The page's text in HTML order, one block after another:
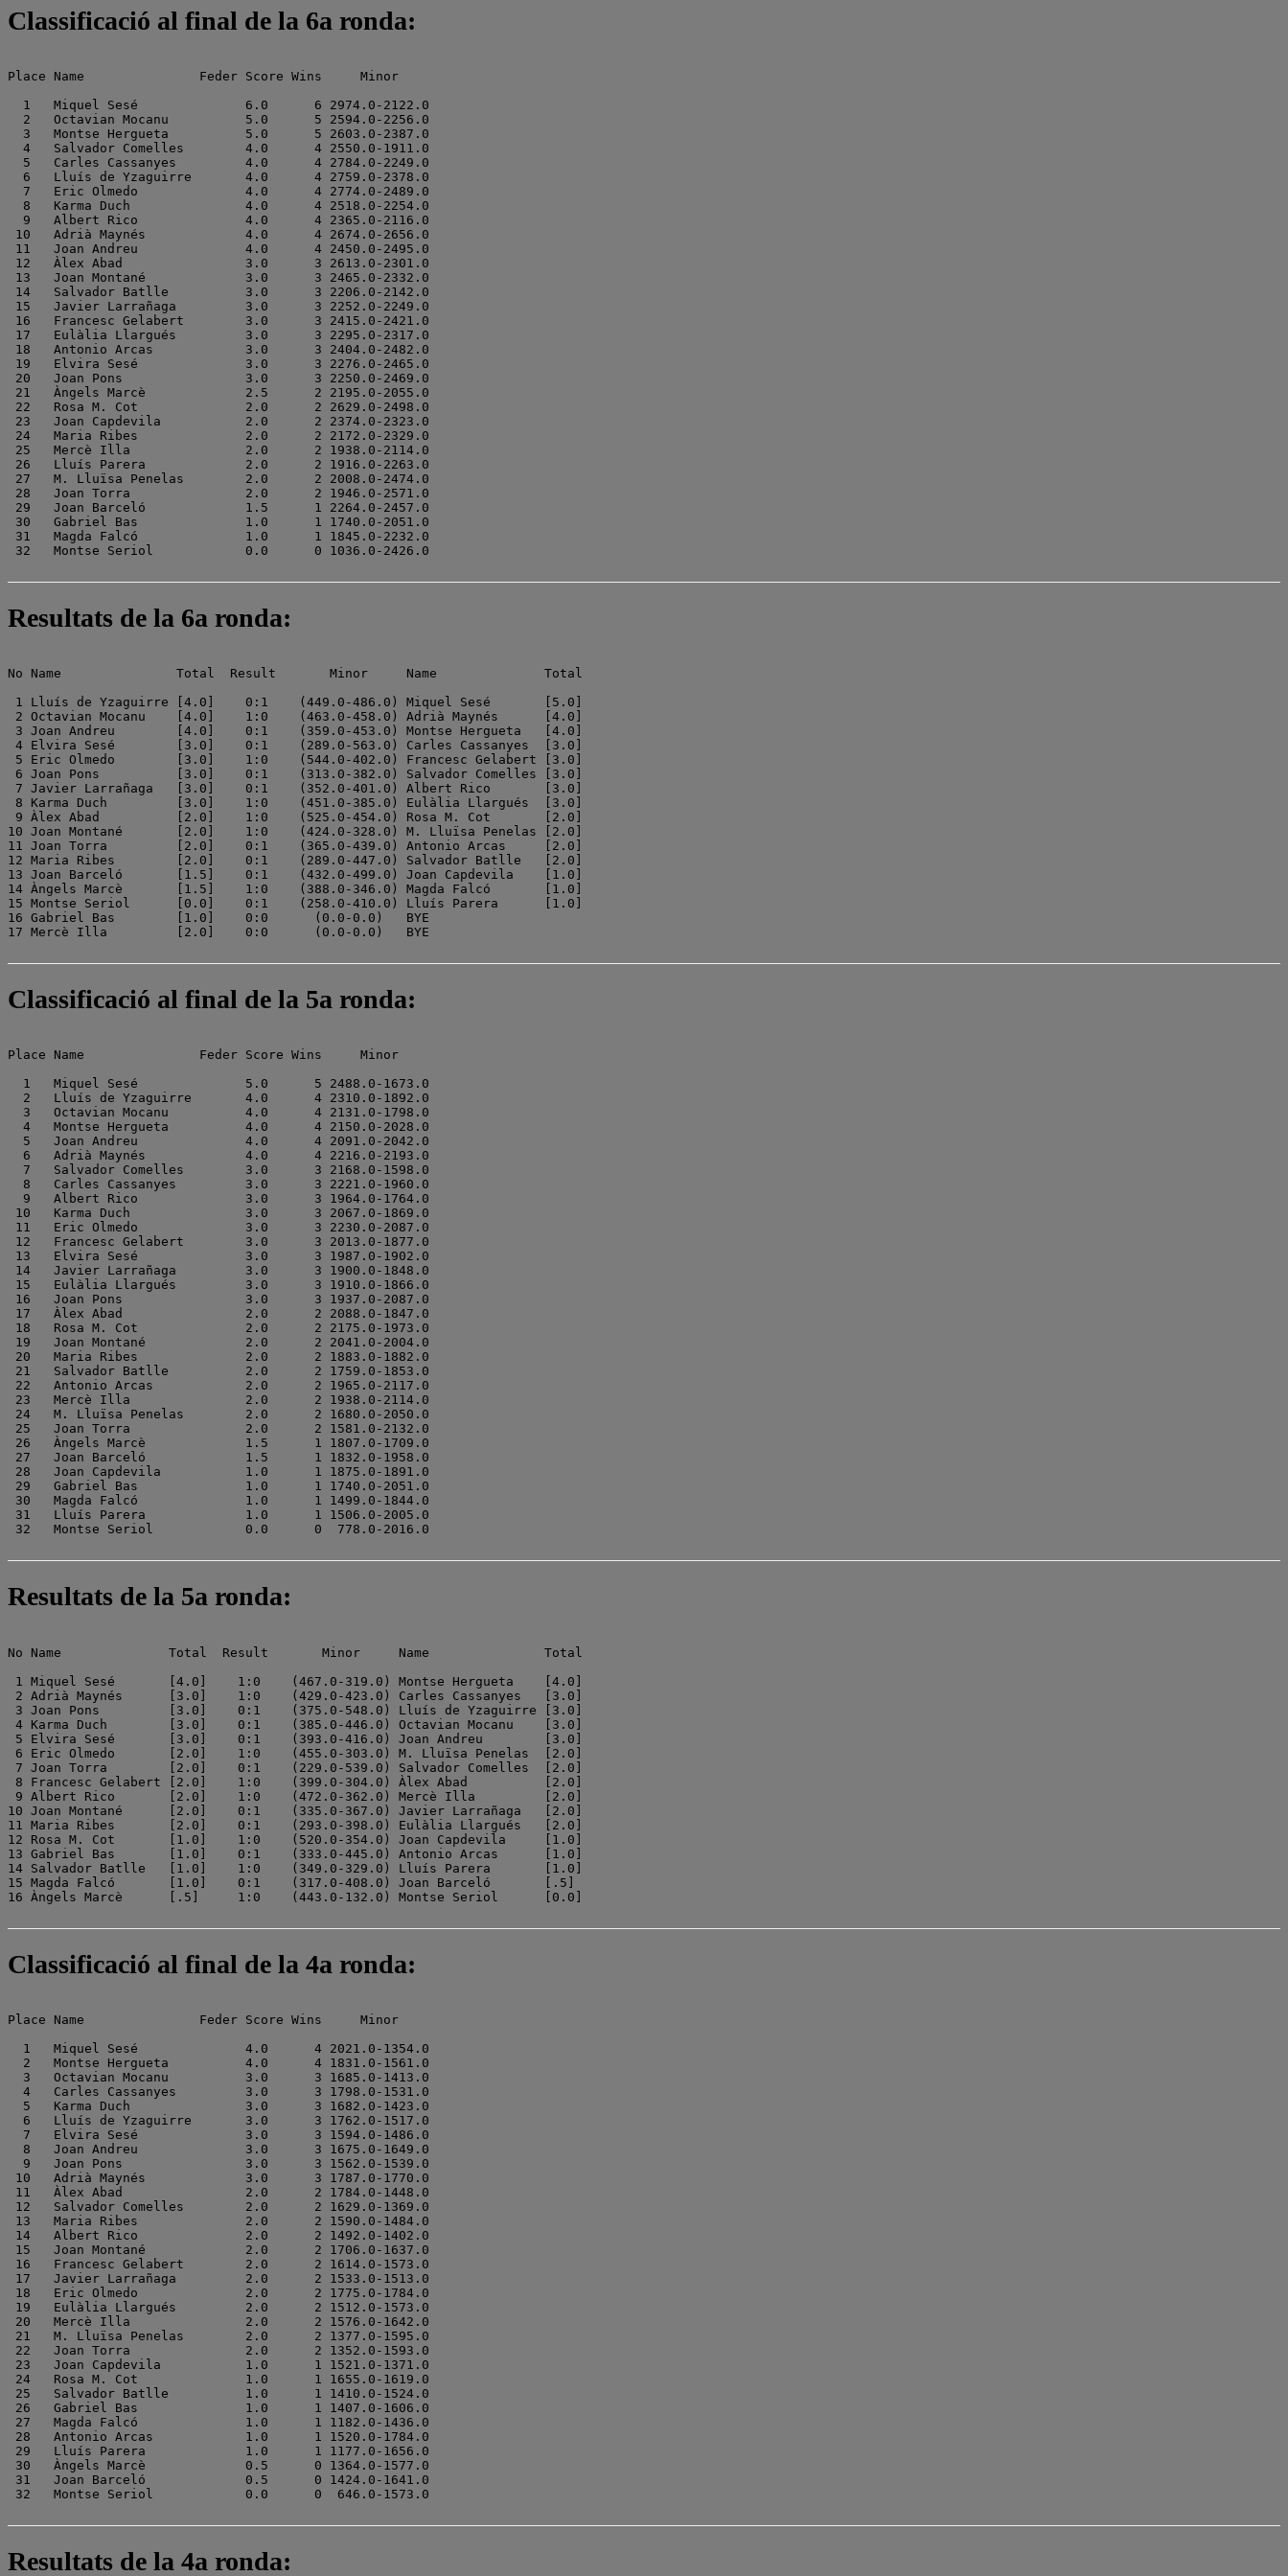
Classificació al final de la 6a ronda:
Place Name               Feder Score Wins     Minor
  1   Miquel Sesé              6.0      6 2974.0-2122.0
  2   Octavian Mocanu          5.0      5 2594.0-2256.0
  3   Montse Hergueta          5.0      5 2603.0-2387.0
  4   Salvador Comelles        4.0      4 2550.0-1911.0
  5   Carles Cassanyes         4.0      4 2784.0-2249.0
  6   Lluís de Yzaguirre       4.0      4 2759.0-2378.0
  7   Eric Olmedo              4.0      4 2774.0-2489.0
  8   Karma Duch               4.0      4 2518.0-2254.0
  9   Albert Rico              4.0      4 2365.0-2116.0
10   Adrià Maynés             4.0      4 2674.0-2656.0
11   Joan Andreu              4.0      4 2450.0-2495.0
12   Àlex Abad                3.0      3 2613.0-2301.0
13   Joan Montané             3.0      3 2465.0-2332.0
14   Salvador Batlle          3.0      3 2206.0-2142.0
15   Javier Larrañaga         3.0      3 2252.0-2249.0
16   Francesc Gelabert        3.0      3 2415.0-2421.0
17   Eulàlia Llargués         3.0      3 2295.0-2317.0
18   Antonio Arcas            3.0      3 2404.0-2482.0
19   Elvira Sesé              3.0      3 2276.0-2465.0
20   Joan Pons                3.0      3 2250.0-2469.0
21   Àngels Marcè             2.5      2 2195.0-2055.0
22   Rosa M. Cot              2.0      2 2629.0-2498.0
23   Joan Capdevila           2.0      2 2374.0-2323.0
24   Maria Ribes              2.0      2 2172.0-2329.0
25   Mercè Illa               2.0      2 1938.0-2114.0
26   Lluís Parera             2.0      2 1916.0-2263.0
27   M. Lluïsa Penelas        2.0      2 2008.0-2474.0
28   Joan Torra               2.0      2 1946.0-2571.0
29   Joan Barceló             1.5      1 2264.0-2457.0
30   Gabriel Bas              1.0      1 1740.0-2051.0
31   Magda Falcó              1.0      1 1845.0-2232.0
Resultats de la 6a ronda:
No Name               Total  Result       Minor     Name              Total
1 Lluís de Yzaguirre [4.0]    0:1    (449.0-486.0) Miquel Sesé       [5.0]
2 Octavian Mocanu    [4.0]    1:0    (463.0-458.0) Adrià Maynés      [4.0]
3 Joan Andreu        [4.0]    0:1    (359.0-453.0) Montse Hergueta   [4.0]
4 Elvira Sesé        [3.0]    0:1    (289.0-563.0) Carles Cassanyes  [3.0]
5 Eric Olmedo        [3.0]    1:0    (544.0-402.0) Francesc Gelabert [3.0]
6 Joan Pons          [3.0]    0:1    (313.0-382.0) Salvador Comelles [3.0]
7 Javier Larrañaga   [3.0]    0:1    (352.0-401.0) Albert Rico       [3.0]
8 Karma Duch         [3.0]    1:0    (451.0-385.0) Eulàlia Llargués  [3.0]
9 Àlex Abad          [2.0]    1:0    (525.0-454.0) Rosa M. Cot       [2.0]
10 Joan Montané       [2.0]    1:0    (424.0-328.0) M. Lluïsa Penelas [2.0]
11 Joan Torra         [2.0]    0:1    (365.0-439.0) Antonio Arcas     [2.0]
12 Maria Ribes        [2.0]    0:1    (289.0-447.0) Salvador Batlle   [2.0]
13 Joan Barceló       [1.5]    0:1    (432.0-499.0) Joan Capdevila    [1.0]
14 Àngels Marcè       [1.5]    1:0    (388.0-346.0) Magda Falcó       [1.0]
15 Montse Seriol      [0.0]    0:1    (258.0-410.0) Lluís Parera      [1.0]
16 Gabriel Bas        [1.0]    0:0      (0.0-0.0)   BYE
Classificació al final de la 5a ronda:
Place Name               Feder Score Wins     Minor
  1   Miquel Sesé              5.0      5 2488.0-1673.0
  2   Lluís de Yzaguirre       4.0      4 2310.0-1892.0
  3   Octavian Mocanu          4.0      4 2131.0-1798.0
  4   Montse Hergueta          4.0      4 2150.0-2028.0
  5   Joan Andreu              4.0      4 2091.0-2042.0
  6   Adrià Maynés             4.0      4 2216.0-2193.0
  7   Salvador Comelles        3.0      3 2168.0-1598.0
  8   Carles Cassanyes         3.0      3 2221.0-1960.0
  9   Albert Rico              3.0      3 1964.0-1764.0
10   Karma Duch               3.0      3 2067.0-1869.0
11   Eric Olmedo              3.0      3 2230.0-2087.0
12   Francesc Gelabert        3.0      3 2013.0-1877.0
13   Elvira Sesé              3.0      3 1987.0-1902.0
14   Javier Larrañaga         3.0      3 1900.0-1848.0
15   Eulàlia Llargués         3.0      3 1910.0-1866.0
16   Joan Pons                3.0      3 1937.0-2087.0
17   Àlex Abad                2.0      2 2088.0-1847.0
18   Rosa M. Cot              2.0      2 2175.0-1973.0
19   Joan Montané             2.0      2 2041.0-2004.0
20   Maria Ribes              2.0      2 1883.0-1882.0
21   Salvador Batlle          2.0      2 1759.0-1853.0
22   Antonio Arcas            2.0      2 1965.0-2117.0
23   Mercè Illa               2.0      2 1938.0-2114.0
24   M. Lluïsa Penelas        2.0      2 1680.0-2050.0
25   Joan Torra               2.0      2 1581.0-2132.0
26   Àngels Marcè             1.5      1 1807.0-1709.0
27   Joan Barceló             1.5      1 1832.0-1958.0
28   Joan Capdevila           1.0      1 1875.0-1891.0
29   Gabriel Bas              1.0      1 1740.0-2051.0
30   Magda Falcó              1.0      1 1499.0-1844.0
31   Lluís Parera             1.0      1 1506.0-2005.0
Resultats de la 5a ronda:
No Name              Total  Result       Minor     Name               Total
1 Miquel Sesé       [4.0]    1:0    (467.0-319.0) Montse Hergueta    [4.0]
2 Adrià Maynés      [3.0]    1:0    (429.0-423.0) Carles Cassanyes   [3.0]
3 Joan Pons         [3.0]    0:1    (375.0-548.0) Lluís de Yzaguirre [3.0]
4 Karma Duch        [3.0]    0:1    (385.0-446.0) Octavian Mocanu    [3.0]
5 Elvira Sesé       [3.0]    0:1    (393.0-416.0) Joan Andreu        [3.0]
6 Eric Olmedo       [2.0]    1:0    (455.0-303.0) M. Lluïsa Penelas  [2.0]
7 Joan Torra        [2.0]    0:1    (229.0-539.0) Salvador Comelles  [2.0]
8 Francesc Gelabert [2.0]    1:0    (399.0-304.0) Àlex Abad          [2.0]
9 Albert Rico       [2.0]    1:0    (472.0-362.0) Mercè Illa         [2.0]
10 Joan Montané      [2.0]    0:1    (335.0-367.0) Javier Larrañaga   [2.0]
11 Maria Ribes       [2.0]    0:1    (293.0-398.0) Eulàlia Llargués   [2.0]
12 Rosa M. Cot       [1.0]    1:0    (520.0-354.0) Joan Capdevila     [1.0]
13 Gabriel Bas       [1.0]    0:1    (333.0-445.0) Antonio Arcas      [1.0]
14 Salvador Batlle   [1.0]    1:0    (349.0-329.0) Lluís Parera       [1.0]
15 Magda Falcó       [1.0]    0:1    (317.0-408.0) Joan Barceló       [.5]
Classificació al final de la 4a ronda:
Place Name               Feder Score Wins     Minor
  1   Miquel Sesé              4.0      4 2021.0-1354.0
  2   Montse Hergueta          4.0      4 1831.0-1561.0
  3   Octavian Mocanu          3.0      3 1685.0-1413.0
  4   Carles Cassanyes         3.0      3 1798.0-1531.0
  5   Karma Duch               3.0      3 1682.0-1423.0
  6   Lluís de Yzaguirre       3.0      3 1762.0-1517.0
  7   Elvira Sesé              3.0      3 1594.0-1486.0
  8   Joan Andreu              3.0      3 1675.0-1649.0
  9   Joan Pons                3.0      3 1562.0-1539.0
10   Adrià Maynés             3.0      3 1787.0-1770.0
11   Àlex Abad                2.0      2 1784.0-1448.0
12   Salvador Comelles        2.0      2 1629.0-1369.0
13   Maria Ribes              2.0      2 1590.0-1484.0
14   Albert Rico              2.0      2 1492.0-1402.0
15   Joan Montané             2.0      2 1706.0-1637.0
16   Francesc Gelabert        2.0      2 1614.0-1573.0
17   Javier Larrañaga         2.0      2 1533.0-1513.0
18   Eric Olmedo              2.0      2 1775.0-1784.0
19   Eulàlia Llargués         2.0      2 1512.0-1573.0
20   Mercè Illa               2.0      2 1576.0-1642.0
21   M. Lluïsa Penelas        2.0      2 1377.0-1595.0
22   Joan Torra               2.0      2 1352.0-1593.0
23   Joan Capdevila           1.0      1 1521.0-1371.0
24   Rosa M. Cot              1.0      1 1655.0-1619.0
25   Salvador Batlle          1.0      1 1410.0-1524.0
26   Gabriel Bas              1.0      1 1407.0-1606.0
27   Magda Falcó              1.0      1 1182.0-1436.0
28   Antonio Arcas            1.0      1 1520.0-1784.0
29   Lluís Parera             1.0      1 1177.0-1656.0
30   Àngels Marcè             0.5      0 1364.0-1577.0
31   Joan Barceló             0.5      0 1424.0-1641.0
Resultats de la 4a ronda: